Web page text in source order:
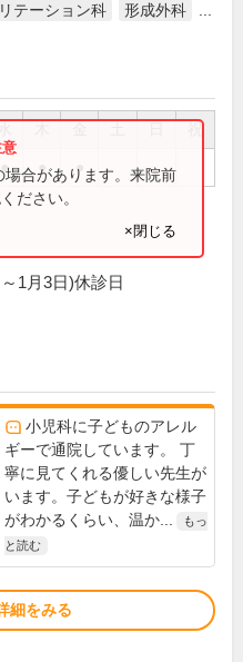
テーション科 形成外科
祝
● ● ●
合があります。来院前
ださい。
×閉じる
1月3日)休診日
小児科に子どものアレル
ギーで通院しています。 丁
寧に見てくれる優しい先生が
います。子どもが好きな様子
がわかるくらい、温か...
もっ
と読む
細をみる